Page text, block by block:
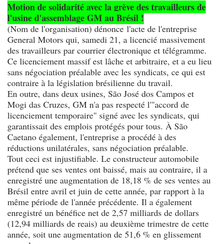
Motion de solidarité avec la grève des travailleurs de
l'usine d'assemblage GM au Brésil !
(Nom de l'organisation) dénonce l'acte de l'entreprise
General Motors qui, samedi 21, a licencié massivement
des travailleurs par courrier électronique et télégramme.
Ce licenciement massif est lâche et arbitraire, et a eu lieu
sans négociation préalable avec les syndicats, ce qui est
contraire à la législation brésilienne du travail.
En outre, dans deux usines, São José dos Campos et
Mogi das Cruzes, GM n'a pas respecté l'"accord de
licenciement temporaire" signé avec les syndicats, qui
garantissait des emplois protégés pour tous. À São
Caetano également, l'entreprise a procédé à des
réductions unilatérales, sans négociation préalable.
Tout ceci est injustifiable. Le constructeur automobile
prétend que ses ventes ont baissé, mais au contraire, il a
enregistré une augmentation de 18,18 % de ses ventes au
Brésil entre avril et juin de cette année, par rapport à la
même période de l'année précédente. Il a également
enregistré un bénéfice net de 2,57 milliards de dollars
(12,94 milliards de reais) au deuxième trimestre de cette
année, soit une augmentation de 51,6 % en glissement